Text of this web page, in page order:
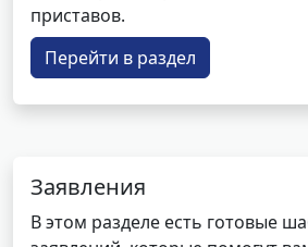
приставов.
Перейти в раздел
Заявления
В этом разделе есть готовые